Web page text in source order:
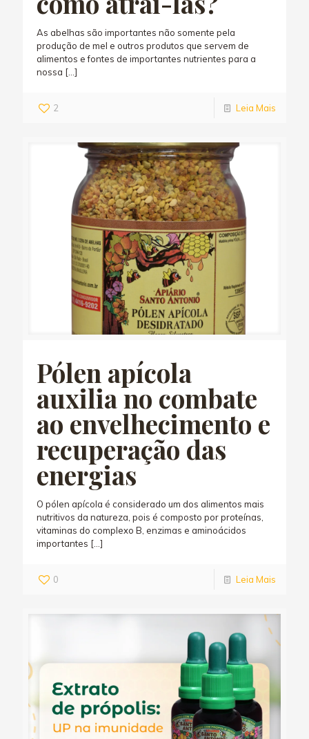
As abelhas são importantes não somente pela
produção de mel e outros produtos que servem de
alimentos e fontes de importantes nutrientes para a
nossa […]
2 Leia Mais
Pólen apícola
auxilia no combate
ao envelhecimento e
recuperação das
energias
O pólen apícola é considerado um dos alimentos mais
nutritivos da natureza, pois é composto por proteínas,
vitaminas do complexo B, enzimas e aminoácidos
importantes […]
0 Leia Mais